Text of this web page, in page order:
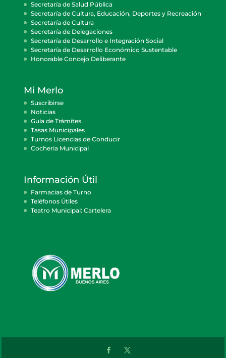
Secretaría de Salud Pública
Secretaría de Cultura, Educación, Deportes y Recreación
Secretaría de Cultura
Secretaría de Delegaciones
Secretaría de Desarrollo e Integración Social
Secretaría de Desarrollo Económico Sustentable
Honorable Concejo Deliberante
Mi Merlo
Suscribirse
Noticias
Guía de Trámites
Tasas Municipales
Turnos Licencias de Conducir
Cocheria Municipal
Información Útil
Farmacias de Turno
Teléfonos Útiles
Teatro Municipal: Cartelera